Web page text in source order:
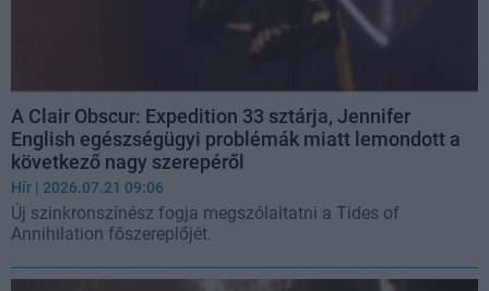
A Clair Obscur: Expedition 33 sztárja, Jennifer
English egészségügyi problémák miatt lemondott a
következő nagy szerepéről
Hír | 2026.07.21 09:06
Új szinkronszínész fogja megszólaltatni a Tides of
Annihilation főszereplőjét.